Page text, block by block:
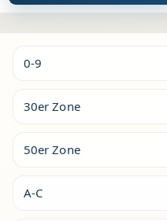
0-9
30er Zone
50er Zone
A-C